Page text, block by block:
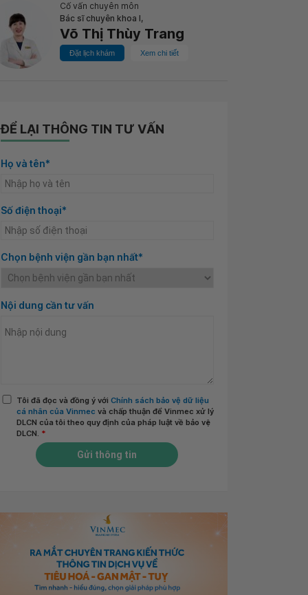
Cố vấn chuyên môn
Bác sĩ chuyên khoa I,
Võ Thị Thùy Trang
Đặt lịch khám Xem chi tiết
ĐỂ LẠI THÔNG TIN TƯ VẤN
Họ và tên*
Số điện thoại*
Chọn bệnh viện gần bạn nhất*
Nội dung cần tư vấn
Tôi đã đọc và đồng ý với Chính sách bảo vệ dữ liệu
cá nhân của Vinmec và chấp thuận để Vinmec xử lý
DLCN của tôi theo quy định của pháp luật về bảo vệ
DLCN. *
Gửi thông tin